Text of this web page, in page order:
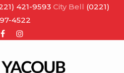
421-9593 City Bell (0221)
4522
FacebookInstagram